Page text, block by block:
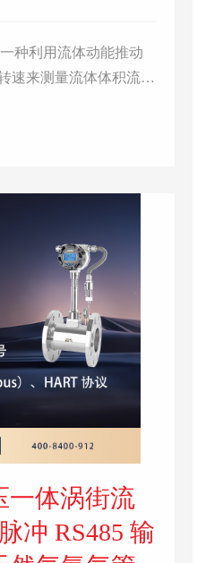
种利用流体动能推动
速来测量流体体积流量
温压补偿单元，能自动
带来的测量误差。产品
远传，广泛应用于石油
的高精度过程控制。
一体涡街流
冲 RS485 输